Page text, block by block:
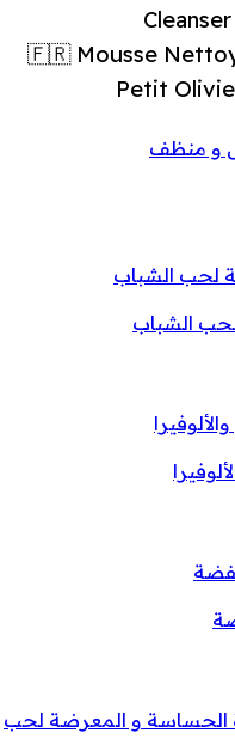
🇫🇷 Mousse
Petit
و منظف
الشباب